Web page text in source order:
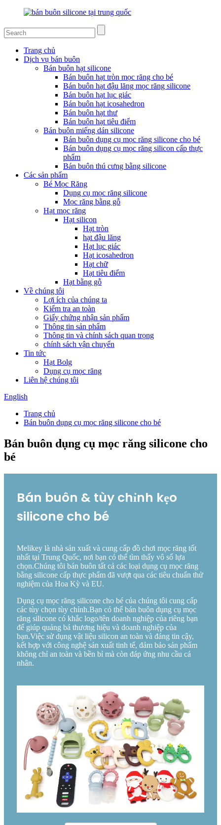
Trang chủ
Dịch vụ bán buôn
Bán buôn hạt silicone
Bán buôn hạt tròn mọc răng cho bé
Bán buôn hạt đậu lăng mọc răng silicone
Bán buôn hạt lục giác
Bán buôn hạt icosahedron
Bán buôn hạt thư
Bán buôn hạt tiêu điểm
Bán buôn miếng dán silicone
Bán buôn dụng cụ mọc răng silicone cho bé
Bán buôn dụng cụ mọc răng silicon cấp thực
phẩm
Bán buôn thú cưng bằng silicone
Các sản phẩm
Bé Mọc Răng
Dụng cụ mọc răng silicone
Mọc răng bằng gỗ
Hạt mọc răng
Hạt silicon
Hạt tròn
hạt đậu lăng
Hạt lục giác
Hạt icosahedron
Hạt chữ
Hạt tiêu điểm
Hạt bằng gỗ
Về chúng tôi
Lợi ích của chúng ta
Kiểm tra an toàn
Giấy chứng nhận sản phẩm
Thông tin sản phẩm
Thông tin và chính sách quan trọng
chính sách vận chuyển
Tin tức
Hạt Bolg
Dụng cụ mọc răng
Liên hệ chúng tôi
English
Trang chủ
Bán buôn dụng cụ mọc răng silicone cho bé
Bán buôn dụng cụ mọc răng silicone cho
bé
Bán buôn & tùy chỉnh kẹo
silicone cho bé
Melikey là nhà sản xuất và cung cấp đồ chơi mọc răng tốt
nhất tại Trung Quốc, nơi bạn có thể tìm thấy vô số lựa
chọn.Chúng tôi bán buôn tất cả các loại dụng cụ mọc răng
bằng silicone cấp thực phẩm đã vượt qua các tiêu chuẩn thử
nghiệm của Hoa Kỳ và EU.
Dụng cụ mọc răng silicone cho bé của chúng tôi cung cấp
các tùy chọn tùy chỉnh.Bạn có thể bán buôn dụng cụ mọc
răng silicone có khắc logo/tên doanh nghiệp của riêng bạn
để giúp quảng bá thương hiệu và doanh nghiệp của
bạn.Việc sử dụng vật liệu silicon an toàn và đáng tin cậy,
kết hợp với công nghệ sản xuất tinh tế, đảm bảo sản phẩm
không chỉ an toàn và bền bỉ mà còn đáp ứng nhu cầu cá
nhân.